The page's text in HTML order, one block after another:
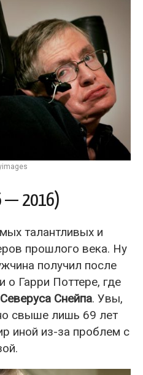
— 2016)
талантливых и
прошлого века. Ну
получил после
о Гарри Поттере, где
Северуса Снейпа. Увы,
свыше лишь 69 лет
иной из-за проблем с